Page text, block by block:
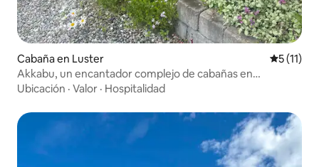
Cabaña en Luster
5 (11)
Akkabu, un encantador complejo de cabañas en
Høyheimsvik.
Ubicación · Valor · Hospitalidad